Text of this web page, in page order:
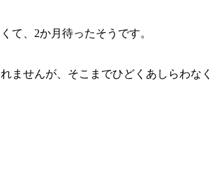
て、2か月待ったそうです。
ませんが、そこまでひどくあしらわなく